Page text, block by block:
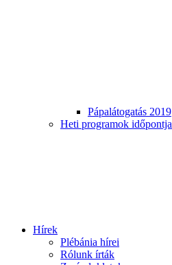
Pápalátogatás 2019
Heti programok időpontja
Hírek
Plébánia hírei
Rólunk írták